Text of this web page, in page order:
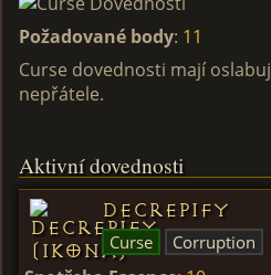
Požadované body: 11
Curse dovednosti mají
nepřátele.
Aktivní dovednosti
Decrepify
Curse Corruption